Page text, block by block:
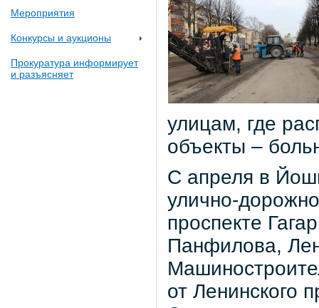
Мероприятия
Конкурсы и аукционы
Прокуратура информирует
и разъясняет
улицам, где
объекты –
С апреля в
улично-
проспекте
Панфилова,
от Ленинского